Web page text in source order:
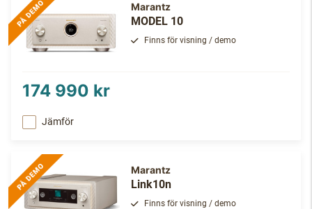
Marantz
MODEL 10
Finns för visning / demo
174 990 kr
Jämför
Marantz
Link10n
Finns för visning / demo